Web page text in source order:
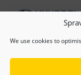
We use cookies to